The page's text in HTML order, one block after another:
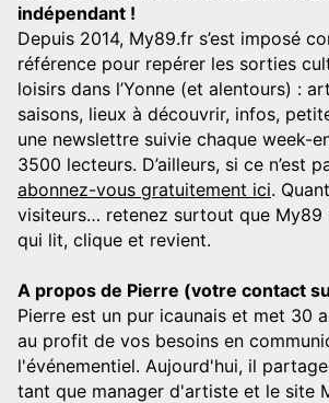
indépendant !
Depuis 2014, My89.fr s’est imposé
référence pour repérer les sorties
loisirs dans l’Yonne (et alentours) :
saisons, lieux à découvrir, infos,
une newslettre suivie chaque week-
3500 lecteurs. D’ailleurs, si ce n’est
abonnez-vous gratuitement ici.
visiteurs… retenez surtout que My89
qui lit, clique et revient.
A propos de Pierre (votre contact
Pierre est un pur icaunais et met 30
au profit de vos besoins en
l'événementiel. Aujourd'hui, il
tant que manager d'artiste et le site